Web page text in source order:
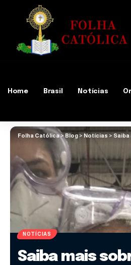
Home Brasil Notícias
Folha Católica>Blog > Notícias > Saiba mais sobre o
NOTÍCIAS
Saiba mais